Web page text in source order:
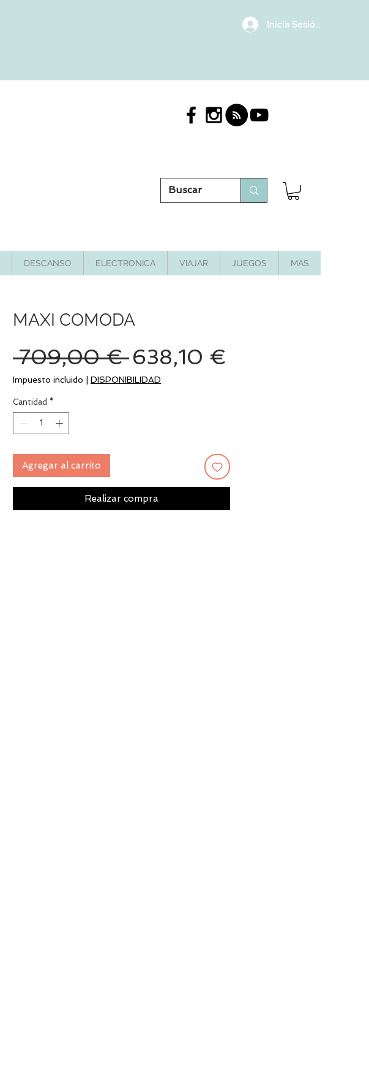
Inicia Sesión/
DESCANSO ELECTRONICA VIAJAR JUEGOS MAS
MAXI COMODA
709,00 € Precio
638,10 €
Impuesto incluido DISPONIBILIDAD
Cantidad *
Agregar al carrito
Realizar compra